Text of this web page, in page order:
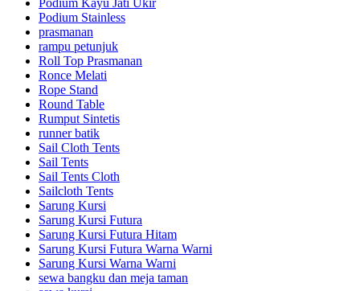
Podium Stainless
prasmanan
rampu petunjuk
Roll Top Prasmanan
Ronce Melati
Rope Stand
Round Table
Rumput Sintetis
runner batik
Sail Cloth Tents
Sail Tents
Sail Tents Cloth
Sailcloth Tents
Sarung Kursi
Sarung Kursi Futura
Sarung Kursi Futura Hitam
Sarung Kursi Futura Warna Warni
Sarung Kursi Warna Warni
sewa bangku dan meja taman